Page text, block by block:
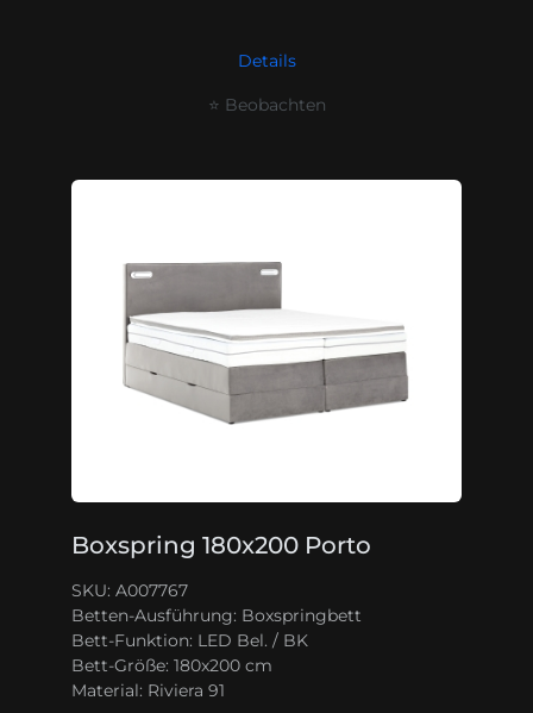
Details
⭐ Beobachten
Boxspring 180x200 Porto
SKU: A007767
Betten-Ausführung: Boxspringbett
Bett-Funktion: LED Bel. / BK
Bett-Größe: 180x200 cm
Material: Riviera 91